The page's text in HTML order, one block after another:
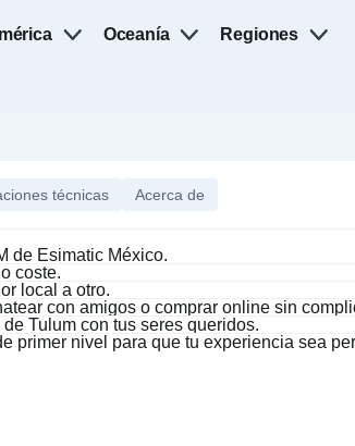
Oceanía Regiones
técnicas Acerca de
de Esimatic México.
coste.
local a otro.
con amigos o comprar online sin
Tulum con tus seres queridos.
primer nivel para que tu experiencia sea